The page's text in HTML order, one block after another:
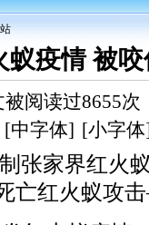
疫情 被
被阅读过8655次
[中字体] [小字
张家界红火
亡红火蚁